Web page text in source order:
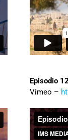
Episodio
Vimeo –